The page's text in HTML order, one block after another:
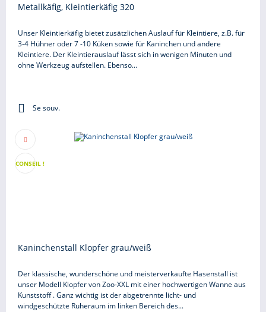
Metallkäfig, Kleintierkäfig 320
Unser Kleintierkäfig bietet zusätzlichen Auslauf für Kleintiere, z.B. für
3-4 Hühner oder 7 -10 Küken sowie für Kaninchen und andere
Kleintiere. Der Kleintierauslauf lässt sich in wenigen Minuten und
ohne Werkzeug aufstellen. Ebenso...
Se souv.
CONSEIL !
Kaninchenstall Klopfer grau/weiß
Der klassische, wunderschöne und meisterverkaufte Hasenstall ist
unser Modell Klopfer von Zoo-XXL mit einer hochwertigen Wanne aus
Kunststoff . Ganz wichtig ist der abgetrennte licht- und
windgeschützte Ruheraum im linken Bereich des...